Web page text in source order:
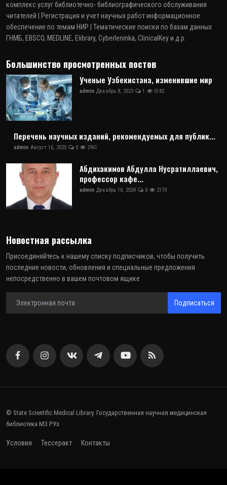
комплекс услуг библиотечно- библиографического обслуживания
читателей | Регистрация и учет научных работ информационное
обеспечение по темам НИР | Тематические поиски по базам данных
ГНМБ, EBSCO, MEDLINE, Elibrary, Cyberleninka, ClinicalKey и д.р.
Большинство просмотренных постов
Ученые Узбекистана, изменившие мир
admin Декабрь 8, 2023 1 5182
Перечень научных изданий, рекомендуемых для публик...
admin Август 16, 2025 0 2961
Абдихакимов Абдулла Нусратиллаевич,
профессор кафе...
admin Декабрь 16, 2024 0 2170
Новостная рассылка
Присоединяйтесь к нашему списку подписчиков, чтобы получить
последние новости, обновления и специальные предложения
непосредственно в вашем почтовом ящике
Подписаться
© State Scientific Medical Library. Государственная научная медицинская
библиотека МЗ РУз
Условия Тессеракт Контакты